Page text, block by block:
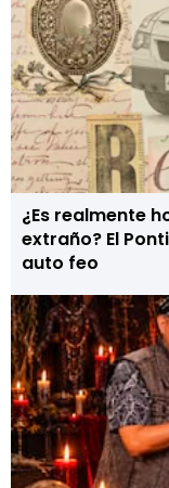
¿Es realmente
extraño? El
auto feo